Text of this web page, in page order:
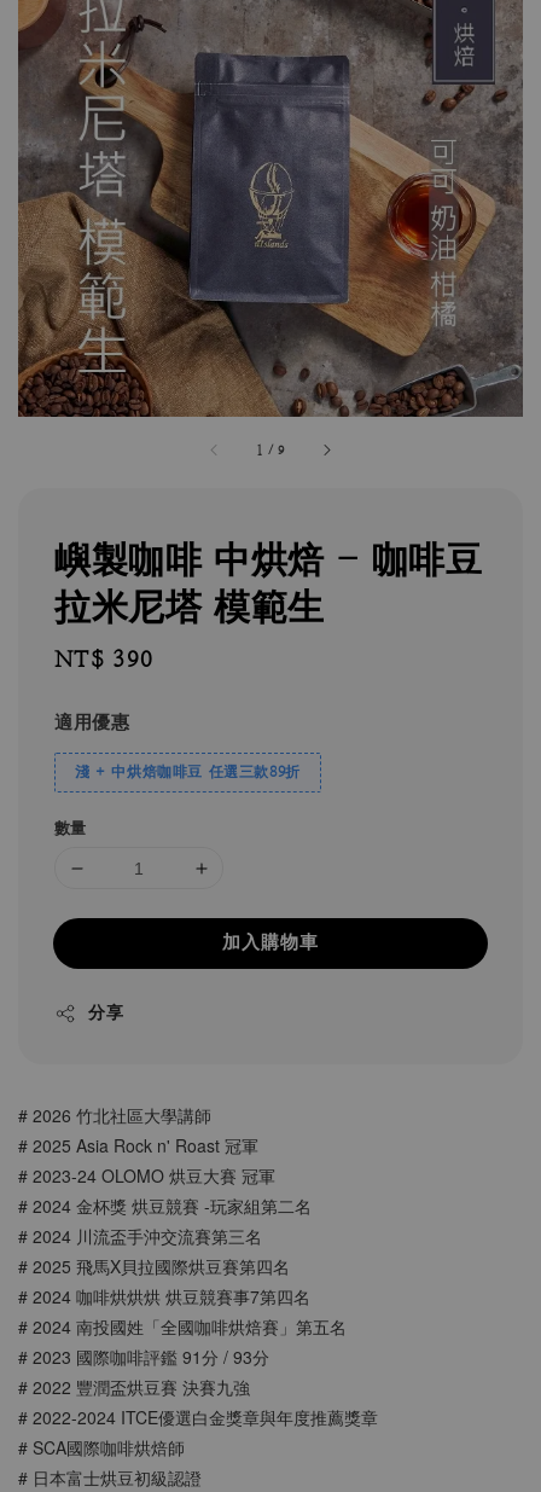
1 /9
嶼製咖啡 中烘焙 - 咖啡豆
拉米尼塔 模範生
Regular
NT$ 390
適用優惠
淺 + 中烘焙咖啡豆 任選三款89折
數量
加入購物車
分享
# 2026 竹北社區大學講師
# 2025 Asia Rock n' Roast 冠軍
# 2023-24 OLOMO 烘豆大賽 冠軍
# 2024 金杯獎 烘豆競賽 -玩家組第二名
# 2024 川流盃手沖交流賽第三名
# 2025 飛馬X貝拉國際烘豆賽第四名
# 2024 咖啡烘烘烘 烘豆競賽事7第四名
# 2024 南投國姓「全國咖啡烘焙賽」第五名
# 2023 國際咖啡評鑑 91分 / 93分
# 2022 豐潤盃烘豆賽 決賽九強
# 2022-2024 ITCE優選⽩⾦獎章與年度推薦獎章
# SCA國際咖啡烘焙師
# 日本富士烘豆初級認證